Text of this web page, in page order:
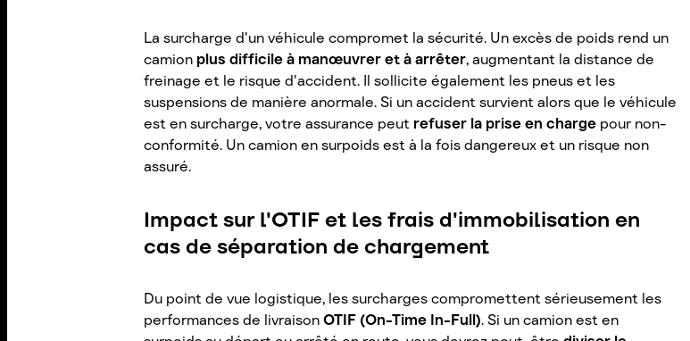
La surcharge d'un véhicule compromet la sécurité. Un excès de poids rend un
camion plus difficile à manœuvrer et à arrêter, augmentant la distance de
freinage et le risque d'accident. Il sollicite également les pneus et les
suspensions de manière anormale. Si un accident survient alors que le véhicule
est en surcharge, votre assurance peut refuser la prise en charge pour non-
conformité. Un camion en surpoids est à la fois dangereux et un risque non
assuré.
Impact sur l'OTIF et les frais d'immobilisation en
cas de séparation de chargement
Du point de vue logistique, les surcharges compromettent sérieusement les
performances de livraisonOTIF (On-Time In-Full). Si un camion est en